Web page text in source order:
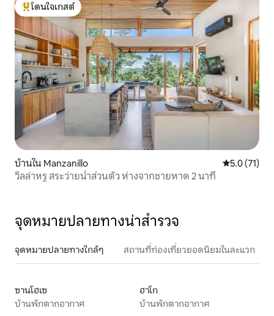
โดนใจเกสต์ที่สุด
โดนใจเกสต์
บ้านใน Manzanillo คะแนนเฉลี่ย
5.0 (71)
วิลล่าหรู สระว่ายน้ำส่วนตัว ห่างจากชายหาด 2 นาที
จุดหมายปลายทางน่าสำรวจ
จุดหมายปลายทางใกล้ๆ สถานที่ท่องเที่ยวยอดนิยมในละแวก
ซานโฮเซ
บ้านพักตากอากาศ
ฮาโก
บ้านพักตากอากาศ